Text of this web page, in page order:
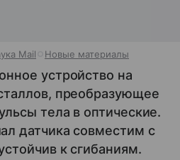
Mail Новые материалы
устройство на
преобразующее
тела в оптические.
датчика совместим с
к сгибаниям.